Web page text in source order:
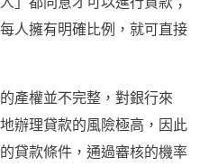
人擁有明確比例，就可直接
產權並不完整，對銀行來
辦理貸款的風險極高，因此
貸款條件，通過審核的機率